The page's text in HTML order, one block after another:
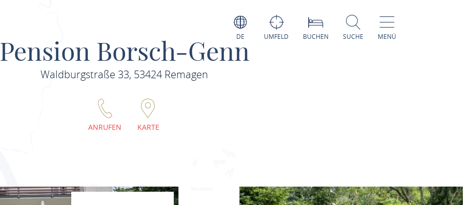
DE UMFELD BUCHEN SUCHE MENÜ
Pension Borsch-Genn
Waldburgstraße 33, 53424 Remagen
ANRUFEN KARTE